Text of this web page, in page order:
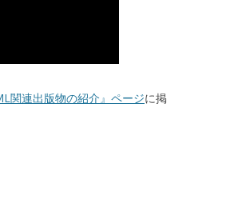
関連出版物の紹介』ページに掲